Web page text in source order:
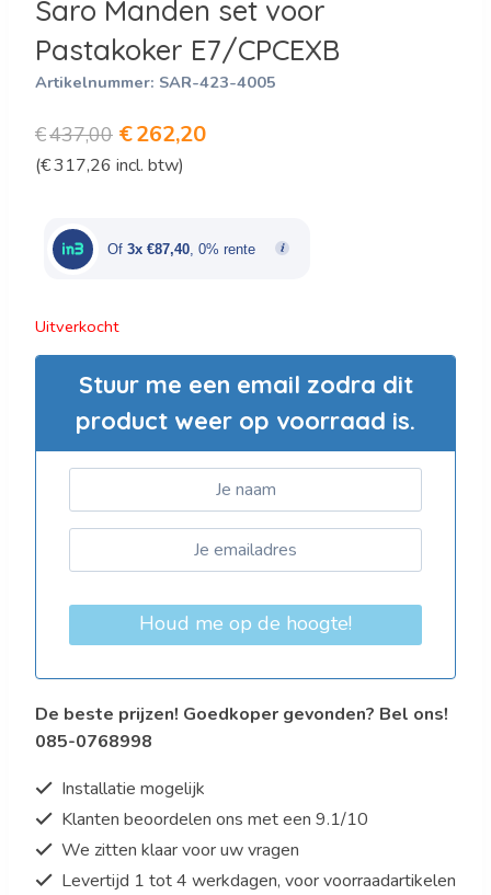
Saro Manden set voor
Pastakoker E7/CPCEXB
Artikelnummer: SAR-423-4005
€437,00 Oorspronkelijke
prijs
€437,00.
€262,20Huidige
€262,20.
(€317,26 incl. btw)
Of 3x €87,40 , 0% rente
Uitverkocht
Stuur me een email zodra dit
product weer op voorraad is.
Houd me op de hoogte!
De beste prijzen! Goedkoper gevonden? Bel ons!
085-0768998
Installatie mogelijk
Klanten beoordelen ons met een 9.1/10
We zitten klaar voor uw vragen
Levertijd 1 tot 4 werkdagen, voor voorraadartikelen